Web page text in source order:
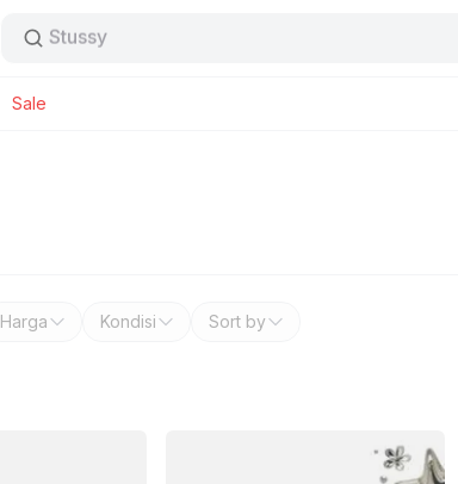
Baggy jeans
Sale
Harga Kondisi Sort by